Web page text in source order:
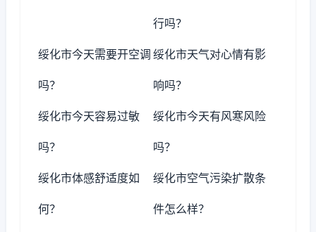
行吗？
绥化市今天需要开空调
吗？
绥化市天气对心情有影
响吗？
绥化市今天容易过敏
吗？
绥化市今天有风寒风险
吗？
绥化市体感舒适度如
何？
绥化市空气污染扩散条
件怎么样？